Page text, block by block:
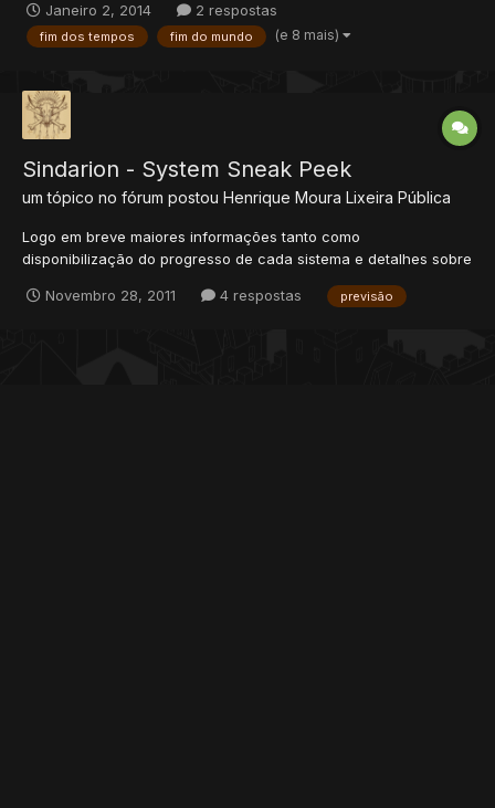
André poderia descansar de fugir dos militares. Nisso, já tinha
se passado três meses desde o dia em que...
Janeiro 2, 2014 2 respostas
fim dos tempos fim do mundo (e 8 mais)
Sindarion - System Sneak Peek
um tópico no fórum postou Henrique Moura Lixeira Pública
Logo em breve maiores informações tanto como
disponibilização do progresso de cada sistema e detalhes sobre
Novembro 28, 2011
4 respostas previsão